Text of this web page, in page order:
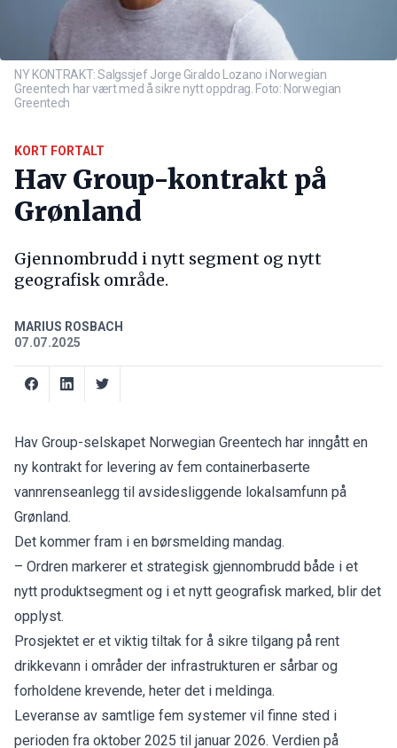
NY KONTRAKT: Salgssjef Jorge Giraldo Lozano i Norwegian
Greentech har vært med å sikre nytt oppdrag. Foto: Norwegian
Greentech
KORT FORTALT
Hav Group-kontrakt på
Grønland
Gjennombrudd i nytt segment og nytt
geografisk område.
MARIUS ROSBACH
07.07.2025
Hav Group-selskapet Norwegian Greentech har inngått en
ny kontrakt for levering av fem containerbaserte
vannrenseanlegg til avsidesliggende lokalsamfunn på
Grønland.
Det kommer fram i en børsmelding mandag.
– Ordren markerer et strategisk gjennombrudd både i et
nytt produktsegment og i et nytt geografisk marked, blir det
opplyst.
Prosjektet er et viktig tiltak for å sikre tilgang på rent
drikkevann i områder der infrastrukturen er sårbar og
forholdene krevende, heter det i meldinga.
Leveranse av samtlige fem systemer vil finne sted i
perioden fra oktober 2025 til januar 2026. Verdien på